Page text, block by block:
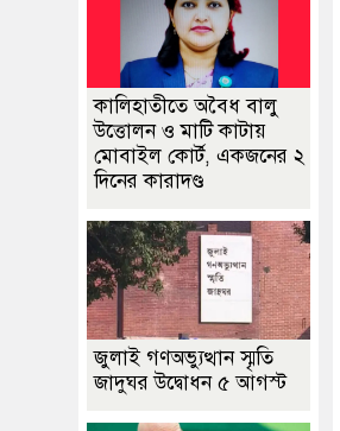
কালিহাতীতে অবৈধ বালু
উত্তোলন ও মাটি কাটায়
মোবাইল কোর্ট, একজনের ২
দিনের কারাদণ্ড
জুলাই গণঅভ্যুত্থান স্মৃতি
জাদুঘর উদ্বোধন ৫ আগস্ট